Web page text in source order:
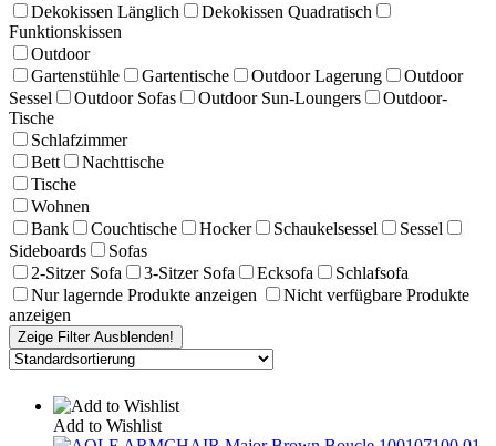
Dekokissen Länglich
Dekokissen Quadratisch
Funktionskissen
Outdoor
Gartenstühle
Gartentische Outdoor Lagerung
Outdoor
Sessel
Outdoor Sofas Outdoor Sun-Loungers
Outdoor-
Tische
Schlafzimmer
Bett
Nachttische
Tische
Wohnen
Bank
Couchtische Hocker Schaukelsessel
Sessel
Sideboards
Sofas
2-Sitzer Sofa
3-Sitzer Sofa Ecksofa
Schlafsofa
Nur lagernde Produkte anzeigen
Nicht verfügbare Produkte
anzeigen
Zeige Filter Ausblenden!
Add to Wishlist